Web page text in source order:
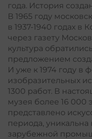
года. История
В 1965 году
в 1937-1940 годах в
через газету
культура
предложением
И уже к 1974 году в
изобразительных
1300 работ. В
музея более 16 000
представлено
периода,
зарубежной